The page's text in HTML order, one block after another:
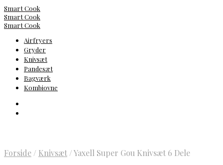
Smart Cook
Smart Cook
Smart Cook
Airfryers
Gryder
Knivsæt
Pandesæt
Bagværk
Kombiovne
Forside / Knivsæt /Yaxell Super Gou Knivsæt 6 Dele